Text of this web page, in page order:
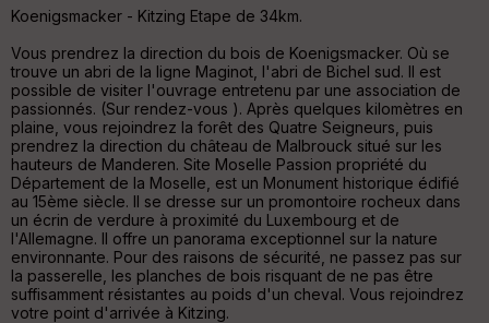
C
ou
le
ur
Ep
ai
ss
Koenigsmacker - Kitzing Etape de 34km.
Vous prendrez la direction du bois de Koenigsmacker. Où se
trouve un abri de la ligne Maginot, l'abri de Bichel sud. Il est
possible de visiter l'ouvrage entretenu par une association de
passionnés. (Sur rendez-vous ). Après quelques kilomètres en
plaine, vous rejoindrez la forêt des Quatre Seigneurs, puis
prendrez la direction du château de Malbrouck situé sur les
hauteurs de Manderen. Site Moselle Passion propriété du
Département de la Moselle, est un Monument historique édifié
au 15ème siècle. Il se dresse sur un promontoire rocheux dans
un écrin de verdure à proximité du Luxembourg et de
l'Allemagne. Il offre un panorama exceptionnel sur la nature
environnante. Pour des raisons de sécurité, ne passez pas sur
la passerelle, les planches de bois risquant de ne pas être
suffisamment résistantes au poids d'un cheval. Vous rejoindrez
votre point d'arrivée à Kitzing.